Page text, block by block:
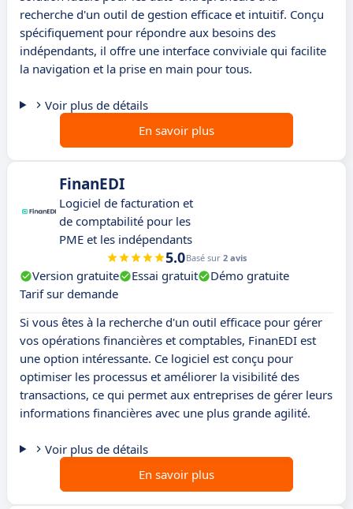
recherche d'un outil de gestion efficace et intuitif. Conçu
spécifiquement pour répondre aux besoins des
indépendants, il offre une interface conviviale qui facilite
la navigation et la prise en main pour tous.
Voir plus de détails
En savoir plus
FinanEDI
Logiciel de facturation et
de comptabilité pour les
PME et les indépendants
5.0Basé sur 2 avis
Version gratuite Essai gratuit
Démo gratuite
Tarif sur demande
Si vous êtes à la recherche d'un outil efficace pour gérer
vos opérations financières et comptables, FinanEDI est
une option intéressante. Ce logiciel est conçu pour
optimiser les processus et améliorer la visibilité des
transactions, ce qui permet aux entreprises de gérer leurs
informations financières avec une plus grande agilité.
Voir plus de détails
En savoir plus